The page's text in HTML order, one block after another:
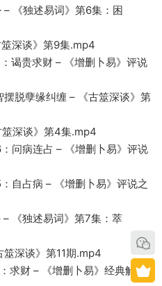
《独述易词》第6集：困
深谈》第9集.mp4
谒贵求财 – 《增删卜易》评说
摆脱孽缘纠缠 – 《古筮深谈》第
深谈》第4集.mp4
问病连占 – 《增删卜易》评说
自占病 – 《增删卜易》评说之
《独述易词》第7集：萃
筮深谈》第11期.mp4
求财 – 《增删卜易》经典解说